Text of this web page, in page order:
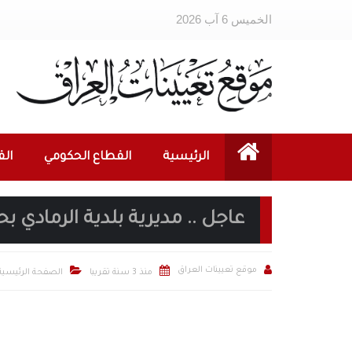
الخميس 6 آب 2026
الرئيسية القطاع الحكومي
عاجل .. مديرية بلدية
 موقع تعيينات العراق  منذ 3 سنة تقريبا  الصفحة